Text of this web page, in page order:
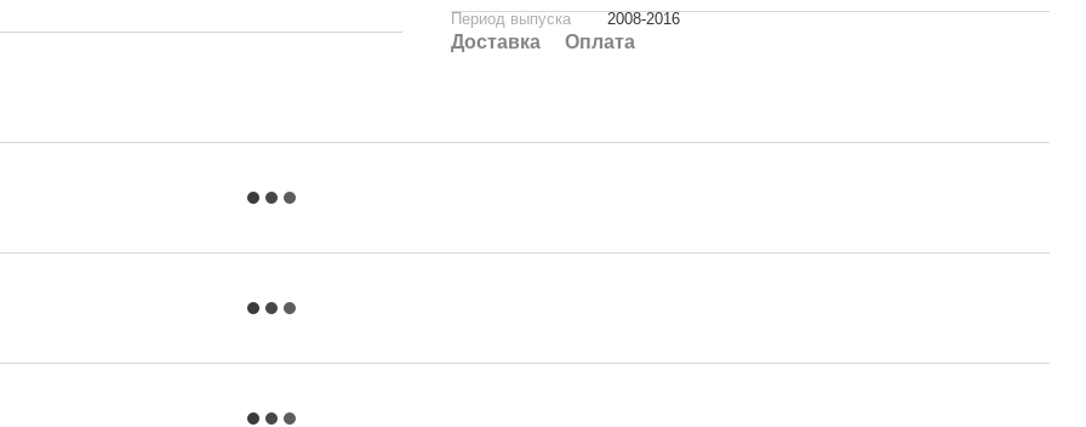
Период выпуска
2008-2016
Доставка Оплата